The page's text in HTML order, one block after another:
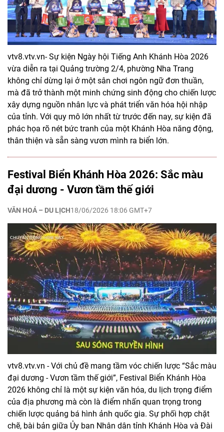
vtv8.vtv.vn- Sự kiện Ngày hội Tiếng Anh Khánh Hòa 2026
vừa diễn ra tại Quảng trường 2/4, phường Nha Trang
không chỉ dừng lại ở một sân chơi ngôn ngữ đơn thuần,
mà đã trở thành một minh chứng sinh động cho chiến lược
xây dựng nguồn nhân lực và phát triển văn hóa hội nhập
của tỉnh. Với quy mô lớn nhất từ trước đến nay, sự kiện đã
phác họa rõ nét bức tranh của một Khánh Hòa năng động,
thân thiện và sẵn sàng vươn mình ra biển lớn.
Festival Biển Khánh Hòa 2026: Sắc màu
đại dương - Vươn tầm thế giới
VĂN HOÁ – DU LỊCH18/06/2026 18:06 GMT+7
vtv8.vtv.vn - Với chủ đề mang tầm vóc chiến lược “Sắc màu
đại dương - Vươn tầm thế giới”, Festival Biển Khánh Hòa
2026 không chỉ là một sự kiện văn hóa, du lịch trọng điểm
của địa phương mà còn là điểm nhấn quan trọng trong
chiến lược quảng bá hình ảnh quốc gia. Sự phối hợp chặt
chẽ, bài bản giữa Ủy ban Nhân dân tỉnh Khánh Hòa và Đài